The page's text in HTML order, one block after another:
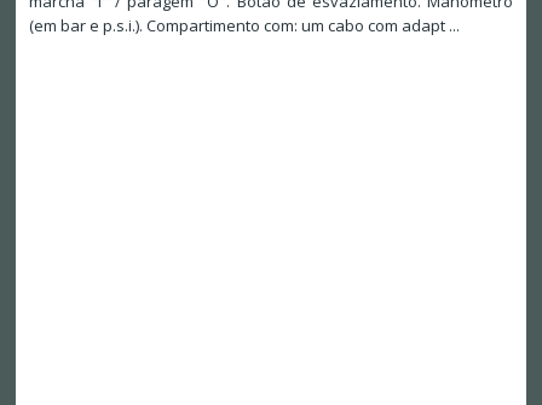
(em bar e p.s.i.). Compartimento com: um cabo com adapt ...